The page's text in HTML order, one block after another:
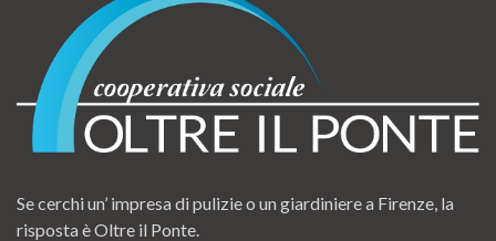
Se cerchi un’ impresa di pulizie o un giardiniere a Firenze, la
risposta è Oltre il Ponte.